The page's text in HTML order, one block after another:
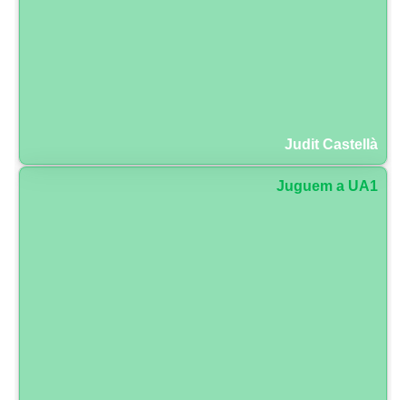
Judit Castellà
Juguem a UA1